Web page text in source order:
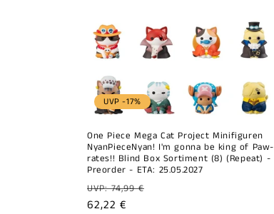
UVP -17%
One Piece Mega Cat Project Minifiguren
NyanPieceNyan! I'm gonna be king of Paw-
rates!! Blind Box Sortiment (8) (Repeat) -
Preorder - ETA: 25.05.2027
Prix
habituel
UVP: 74,99 €
Prix
62,22 €